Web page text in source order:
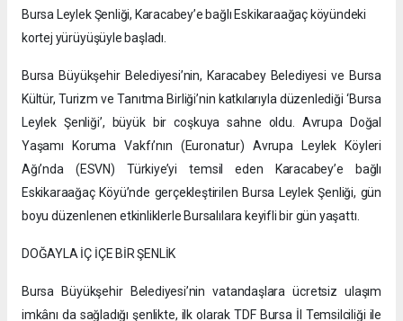
Bursa Leylek Şenliği, Karacabey’e bağlı Eskikaraağaç köyündeki
kortej yürüyüşüyle başladı.
Bursa Büyükşehir Belediyesi’nin, Karacabey Belediyesi ve Bursa
Kültür, Turizm ve Tanıtma Birliği’nin katkılarıyla düzenlediği ‘Bursa
Leylek Şenliği’, büyük bir coşkuya sahne oldu. Avrupa Doğal
Yaşamı Koruma Vakfı’nın (Euronatur) Avrupa Leylek Köyleri
Ağı’nda (ESVN) Türkiye’yi temsil eden Karacabey’e bağlı
Eskikaraağaç Köyü’nde gerçekleştirilen Bursa Leylek Şenliği, gün
boyu düzenlenen etkinliklerle Bursalılara keyifli bir gün yaşattı.
DOĞAYLA İÇ İÇE BİR ŞENLİK
Bursa Büyükşehir Belediyesi’nin vatandaşlara ücretsiz ulaşım
imkânı da sağladığı şenlikte, ilk olarak TDF Bursa İl Temsilciliği ile